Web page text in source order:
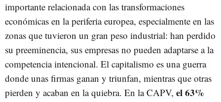
importante relacionada con las transformaciones
económicas en la periferia europea, especialmente en las
zonas que tuvieron un gran peso industrial: han perdido
su preeminencia, sus empresas no pueden adaptarse a la
competencia intencional. El capitalismo es una guerra
donde unas firmas ganan y triunfan, mientras que otras
pierden y acaban en la quiebra. En la CAPV, el 63%